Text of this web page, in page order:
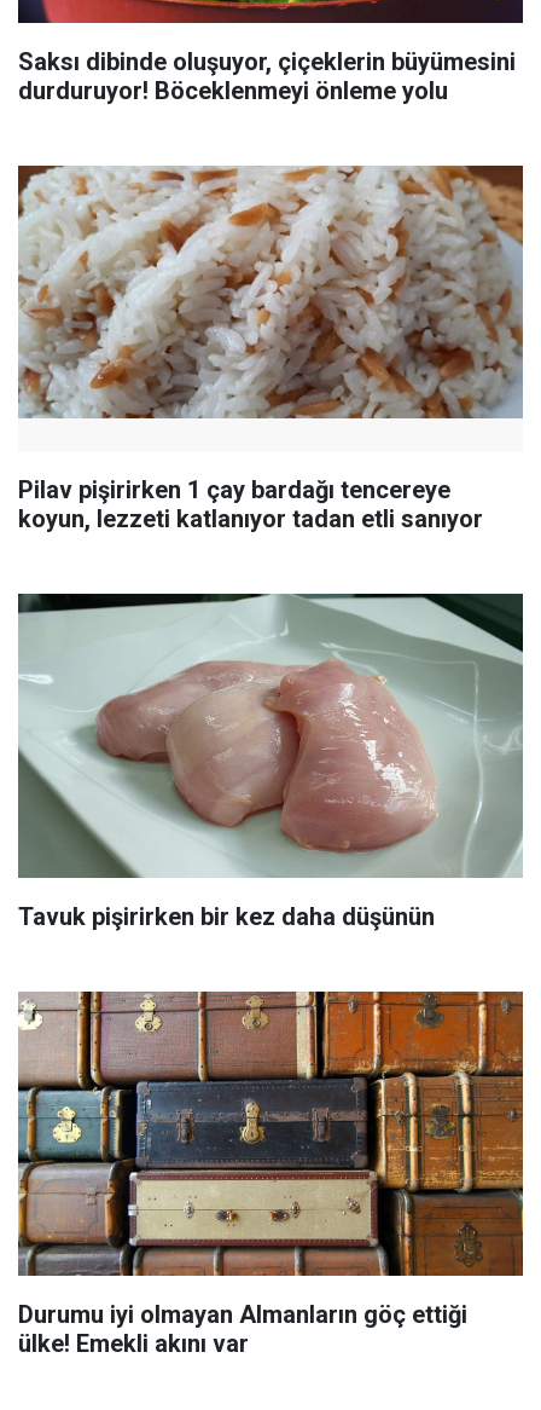
Saksı dibinde oluşuyor, çiçeklerin büyümesini
durduruyor! Böceklenmeyi önleme yolu
Pilav pişirirken 1 çay bardağı tencereye
koyun, lezzeti katlanıyor tadan etli sanıyor
Tavuk pişirirken bir kez daha düşünün
Durumu iyi olmayan Almanların göç ettiği
ülke! Emekli akını var